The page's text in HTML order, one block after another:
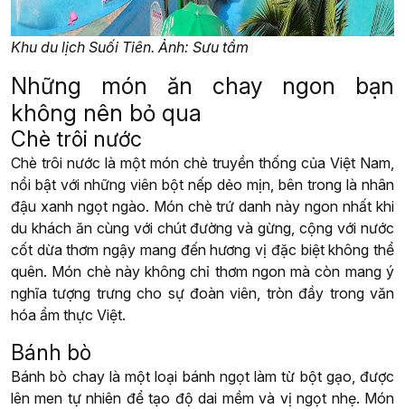
Khu du lịch Suối Tiên. Ảnh: Sưu tầm
Những món ăn chay ngon bạn
không nên bỏ qua
Chè trôi nước
Chè trôi nước là một món chè truyền thống của Việt Nam,
nổi bật với những viên bột nếp dẻo mịn, bên trong là nhân
đậu xanh ngọt ngào. Món chè trứ danh này ngon nhất khi
du khách ăn cùng với chút đường và gừng, cộng với nước
cốt dừa thơm ngậy mang đến hương vị đặc biệt không thể
quên. Món chè này không chỉ thơm ngon mà còn mang ý
nghĩa tượng trưng cho sự đoàn viên, tròn đầy trong văn
hóa ẩm thực Việt.
Bánh bò
Bánh bò chay là một loại bánh ngọt làm từ bột gạo, được
lên men tự nhiên để tạo độ dai mềm và vị ngọt nhẹ. Món